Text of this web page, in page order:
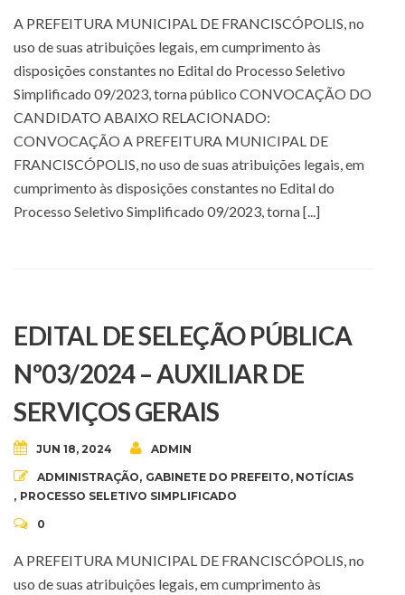
A PREFEITURA MUNICIPAL DE FRANCISCÓPOLIS, no
uso de suas atribuições legais, em cumprimento às
disposições constantes no Edital do Processo Seletivo
Simplificado 09/2023, torna público CONVOCAÇÃO DO
CANDIDATO ABAIXO RELACIONADO:
CONVOCAÇÃO A PREFEITURA MUNICIPAL DE
FRANCISCÓPOLIS, no uso de suas atribuições legais, em
cumprimento às disposições constantes no Edital do
Processo Seletivo Simplificado 09/2023, torna [...]
EDITAL DE SELEÇÃO PÚBLICA
Nº03/2024 – AUXILIAR DE
SERVIÇOS GERAIS
JUN 18, 2024 ADMIN
ADMINISTRAÇÃO, GABINETE DO PREFEITO, NOTÍCIAS
, PROCESSO SELETIVO SIMPLIFICADO
0
A PREFEITURA MUNICIPAL DE FRANCISCÓPOLIS, no
uso de suas atribuições legais, em cumprimento às